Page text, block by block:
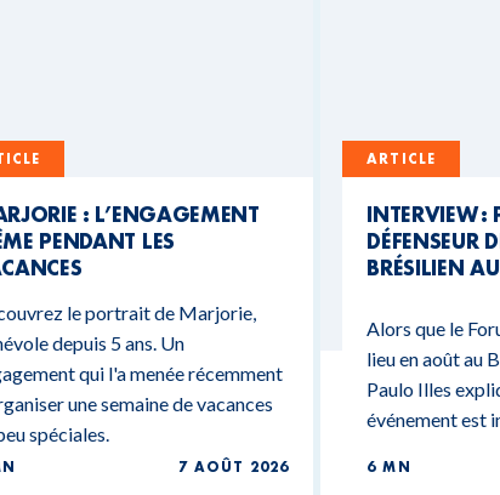
: L’ENGAGEMENT
PENDANT LES
le portrait de Marjorie,
depuis 5 ans. Un
qui l'a menée récemment
une semaine de vacances
spéciales.
7 AOÛT 2026
ARTICLE
INTERVIEW :
DÉFENSEUR
BRÉSILIEN
Alors que le
lieu en août au
Paulo Illes
événement est
6 MN